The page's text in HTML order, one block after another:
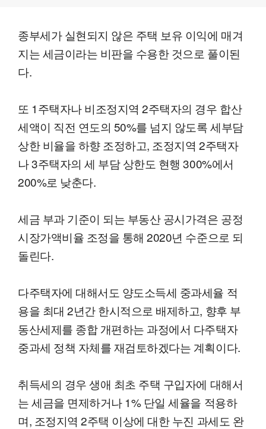
종부세가 실현되지 않은 주택 보유 이익에 매겨
지는 세금이라는 비판을 수용한 것으로 풀이된
다.
또 1주택자나 비조정지역 2주택자의 경우 합산
세액이 직전 연도의 50%를 넘지 않도록 세부담
상한 비율을 하향 조정하고, 조정지역 2주택자
나 3주택자의 세 부담 상한도 현행 300%에서
200%로 낮춘다.
세금 부과 기준이 되는 부동산 공시가격은 공정
시장가액비율 조정을 통해 2020년 수준으로 되
돌린다.
다주택자에 대해서도 양도소득세 중과세율 적
용을 최대 2년간 한시적으로 배제하고, 향후 부
동산세제를 종합 개편하는 과정에서 다주택자
중과세 정책 자체를 재검토하겠다는 계획이다.
취득세의 경우 생애 최초 주택 구입자에 대해서
는 세금을 면제하거나 1% 단일 세율을 적용하
며, 조정지역 2주택 이상에 대한 누진 과세도 완